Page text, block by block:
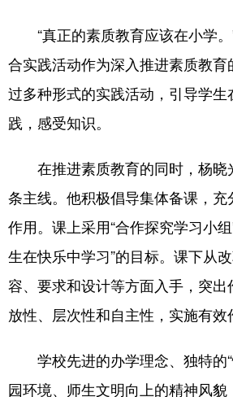
多语种频道
English Español
Русский язык 日本
Deutsch
“真正的素质教育应该在小学。
合实践活动作为深入推进素质教育
过多种形式的实践活动，引导学生
践，感受知识。
在推进素质教育的同时，杨晓
条主线。他积极倡导集体备课，
作用。课上采用“合作探究学习小
生在快乐中学习”的目标。课下从
容、要求和设计等方面入手，突
放性、层次性和自主性，实施有效
学校先进的办学理念、独特的“
园环境、师生文明向上的精神风